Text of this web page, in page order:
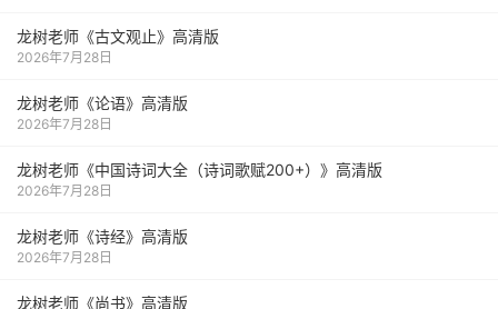
龙树老师《古文观止》高清版
2026年7月28日
龙树老师《论语》高清版
2026年7月28日
龙树老师《中国诗词大全（诗词歌赋200+）》高清版
2026年7月28日
龙树老师《诗经》高清版
2026年7月28日
龙树老师《尚书》高清版